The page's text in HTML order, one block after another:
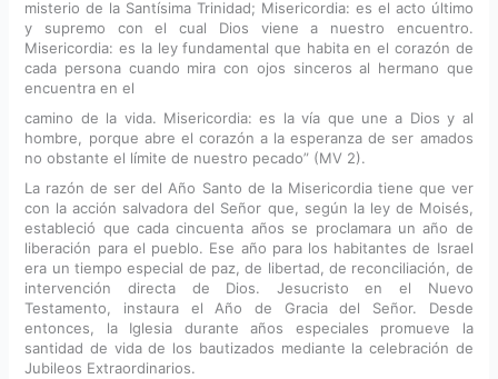
misterio de la Santísima Trinidad; Misericordia: es el acto último
y supremo con el cual Dios viene a nuestro encuentro.
Misericordia: es la ley fundamental que habita en el corazón de
cada persona cuando mira con ojos sinceros al hermano que
encuentra en el
camino de la vida. Misericordia: es la vía que une a Dios y al
hombre, porque abre el corazón a la esperanza de ser amados
no obstante el límite de nuestro pecado” (MV 2).
La razón de ser del Año Santo de la Misericordia tiene que ver
con la acción salvadora del Señor que, según la ley de Moisés,
estableció que cada cincuenta años se proclamara un año de
liberación para el pueblo. Ese año para los habitantes de Israel
era un tiempo especial de paz, de libertad, de reconciliación, de
intervención directa de Dios. Jesucristo en el Nuevo
Testamento, instaura el Año de Gracia del Señor. Desde
entonces, la Iglesia durante años especiales promueve la
santidad de vida de los bautizados mediante la celebración de
Jubileos Extraordinarios.